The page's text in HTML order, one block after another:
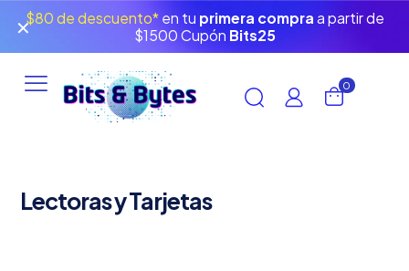
$80 de descuento*en tu primera compra a partir de
$1500 Cupón Bits25
✕
0
Lectoras y Tarjetas